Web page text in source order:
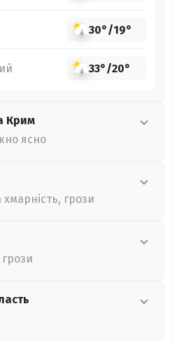
30°/19°
33°/20°
Крим
ясно
грози